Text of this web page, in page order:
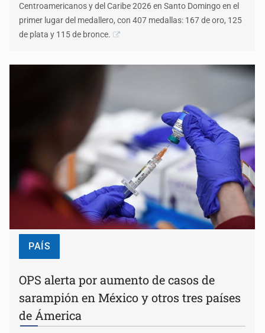
Centroamericanos y del Caribe 2026 en Santo Domingo en el
primer lugar del medallero, con 407 medallas: 167 de oro, 125
de plata y 115 de bronce.
PAÍS
OPS alerta por aumento de casos de
sarampión en México y otros tres países
de Ámerica